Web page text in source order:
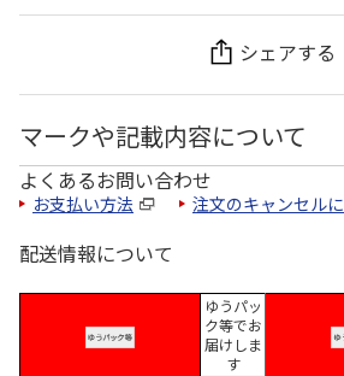
シェアする
マークや記載内容について
よくあるお問い合わせ
お支払い方法 注文のキャンセル
配送情報について
ゆうパッ
ク等でお
届けしま
す